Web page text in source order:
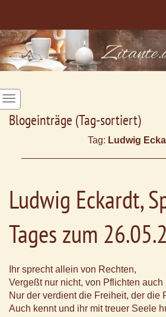
Blogeinträge (Tag-sortiert)
Tag: Ludwig
Ludwig Eckardt,
Tages zum
Ihr sprecht allein von Rechten,
Vergeßt nur nicht, von Pflichten auch
Nur der verdient die Freiheit, der die
Auch kennt und ihr mit treuer Seele